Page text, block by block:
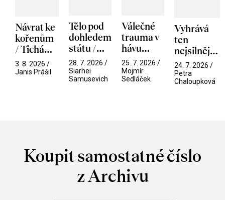
Návrat ke
kořenům
/ Tichá
přítelkyně
3. 8. 2026 /
Janis Prášil
Tělo pod
dohledem
státu /
Pramen
28. 7. 2026 /
Siarhei
Samusevich
Válečné
trauma v
hávu
spektáklu
/ Odyssea
25. 7. 2026 /
Mojmír
Sedláček
Vyhrává
ten
nejsilnější
/ V nitru
manosféry
24. 7. 2026 /
Petra
Chaloupková
Koupit samostatné číslo
z Archivu